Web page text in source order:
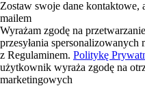
Zostaw swoje dane kontaktowe,
mailem
Wyrażam zgodę na
przesyłania
z Regulaminem. Politykę
użytkownik wyraża zgodę na
marketingowych